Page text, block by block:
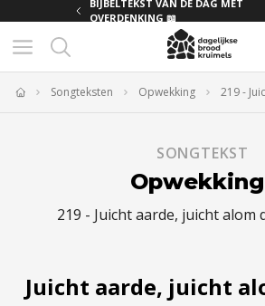
BIJBELTEKST VAN DE DAG MET
OVERDENKING 📖
Songteksten Opwekking 219 -
SONGTEKST
Opwekking
219 - Juicht aarde, juicht alom
Juicht aarde, juicht